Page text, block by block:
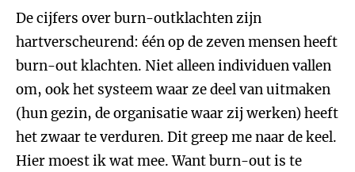
De cijfers over burn-outklachten zijn
hartverscheurend: één op de zeven mensen heeft
burn-out klachten. Niet alleen individuen vallen
om, ook het systeem waar ze deel van uitmaken
(hun gezin, de organisatie waar zij werken) heeft
het zwaar te verduren. Dit greep me naar de keel.
Hier moest ik wat mee. Want burn-out is te